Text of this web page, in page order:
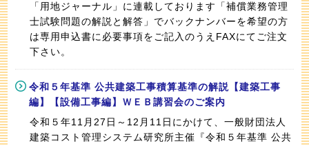
「用地ジャーナル」に連載しております「補償業務管理
士試験問題の解説と解答」でバックナンバーを希望の方
は専用申込書に必要事項をご記入のうえFAXにてご注文
下さい。
令和５年基準 公共建築工事積算基準の解説【建築工事
編】【設備工事編】ＷＥＢ講習会のご案内
令和５年11月27日～12月11日にかけて、一般財団法人
建築コスト管理システム研究所主催『令和５年基準 公共